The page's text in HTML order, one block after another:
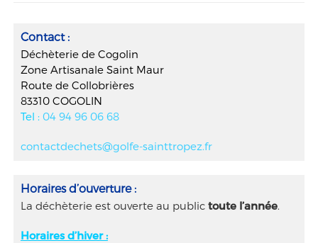
Contact :
Déchèterie de Cogolin
Zone Artisanale Saint Maur
Route de Collobrières
83310 COGOLIN
Tel : 04 94 96 06 68
contactdechets@golfe-sainttropez.fr
Horaires d’ouverture :
La déchèterie est ouverte au public toute l’année.
Horaires d’hiver :